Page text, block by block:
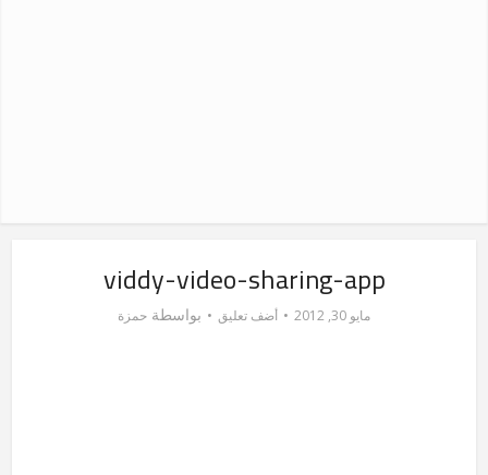
viddy-video-sharing-app
مايو 30, 2012 أضف تعليق بواسطة حمزة